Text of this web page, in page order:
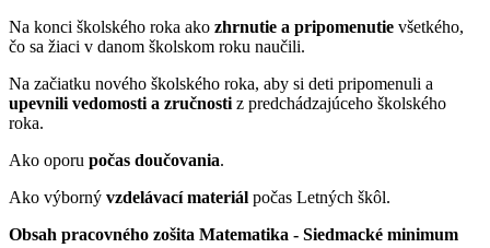
Na konci školského roka ako zhrnutie a pripomenutie všetkého,
čo sa žiaci v danom školskom roku naučili.
Na začiatku nového školského roka, aby si deti pripomenuli a
upevnili vedomosti a zručnosti z predchádzajúceho školského
roka.
Ako oporu počas doučovania.
Ako výborný vzdelávací materiál počas Letných škôl.
Obsah pracovného zošita Matematika - Siedmacké minimum